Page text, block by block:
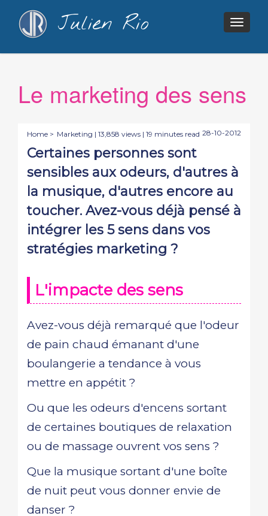
Julien Rio
Le marketing des sens
Home > Marketing | 13,858 views | 19 minutes read 28-10-2012
Certaines personnes sont
sensibles aux odeurs, d'autres à
la musique, d'autres encore au
toucher. Avez-vous déjà pensé à
intégrer les 5 sens dans vos
stratégies marketing ?
L'impacte des sens
Avez-vous déjà remarqué que l'odeur
de pain chaud émanant d'une
boulangerie a tendance à vous
mettre en appétit ?
Ou que les odeurs d'encens sortant
de certaines boutiques de relaxation
ou de massage ouvrent vos sens ?
Que la musique sortant d'une boîte
de nuit peut vous donner envie de
danser ?